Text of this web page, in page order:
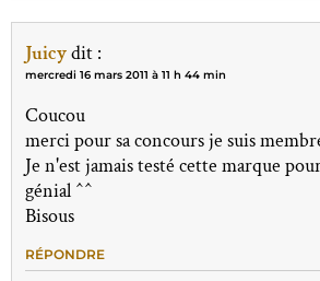
Juicydit :
mercredi 16 mars 2011 à 11 h 44 min
Coucou
merci pour sa concours je suis
Je n'est jamais testé cette marque
génial ^^
Bisous
RÉPONDRE